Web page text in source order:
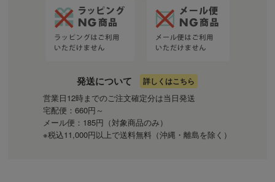
発送について 詳しくはこちら
営業日12時までのご注文確定分は当日発送
宅配便：660円～
メール便：185円（対象商品のみ）
※税込11,000円以上で送料無料（沖縄・離島を除く）